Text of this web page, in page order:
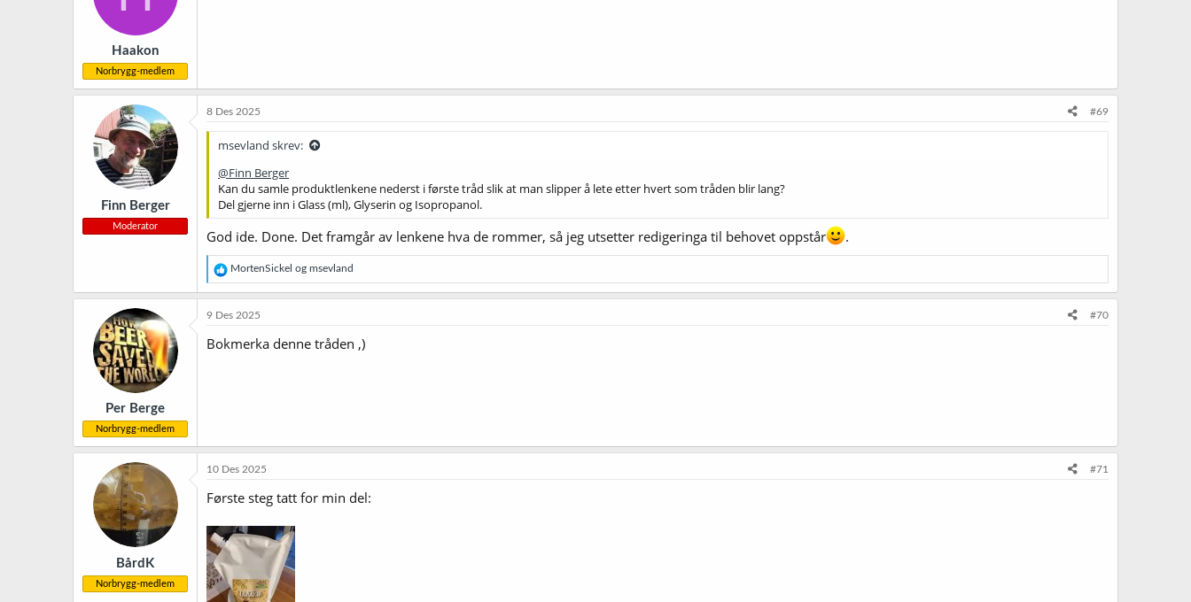
Haakon
Norbrygg-medlem
Finn Berger
Moderator
8 Des 2025 #69
msevland skrev:
@Finn Berger
Kan du samle produktlenkene nederst i første tråd slik at man slipper å lete etter hvert som tråden blir lang?
Del gjerne inn i Glass (ml), Glyserin og Isopropanol.
God ide. Done. Det framgår av lenkene hva de rommer, så jeg utsetter redigeringa til behovet oppstår .
R
e
a
o
MortenSickel og msevland
Per Berge
Norbrygg-medlem
9 Des 2025 #70
Bokmerka denne tråden ,)
BårdK
Norbrygg-medlem
10 Des 2025 #71
Første steg tatt for min del: